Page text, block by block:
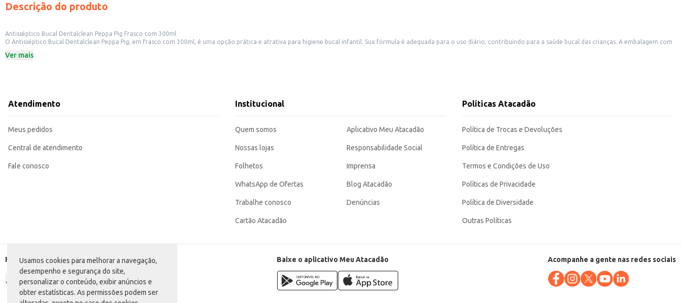
Usamos cookies para melhorar a navegação,
desempenho e segurança do site,
personalizar o conteúdo, exibir anúncios e
obter estatísticas. As permissões podem ser
Descrição do produto
Antisséptico Bucal Dentalclean Peppa Pig Frasco com 300ml
O Antisséptico Bucal Dentalclean Peppa Pig, em frasco com 300ml, é uma opção prática e atrativa para higiene bucal infantil. Sua fórmula é adequada para o uso diário, contribuindo para a saúde bucal das crianças. A embalagem com
Dicas de uso:
Marca: Dentalclean
Departamento: Higiene e perfumaria
Conteúdo: 300ml
Ver mais
Atendimento
Meus pedidos
Central de atendimento
Fale conosco
Institucional
Quem somos
Nossas lojas
Folhetos
WhatsApp de Ofertas
Trabalhe conosco
Cartão Atacadão
Aplicativo Meu Atacadão
Responsabilidade Social
Imprensa
Blog Atacadão
Denúncias
Políticas Atacadão
Política de Trocas e Devoluções
Política de Entregas
Termos e Condições de Uso
Políticas de Privacidade
Política de Diversidade
Outras Políticas
Formas de pagamento Baixe o aplicativo Meu Atacadão Acompanhe a gente nas redes sociais